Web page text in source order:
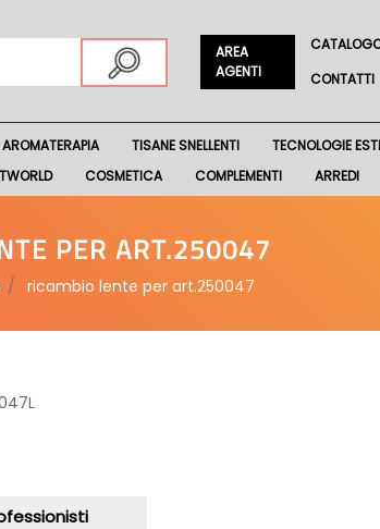
AREA
AGENTI
CONTATTI
AROMATERAPIA TISANE SNELLENTI TECNOLOGIE
COSMETICA COMPLEMENTI ARREDI
PER ART.250047
ricambio lente per art.250047